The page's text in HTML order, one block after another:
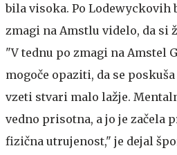
bila visoka. Po Lodewyckovih
zmagi na Amstlu videlo, da
"V tednu po zmagi na Amstel
mogoče opaziti, da se
vzeti stvari malo lažje.
vedno prisotna, a jo je začela
fizična utrujenost," je dejal